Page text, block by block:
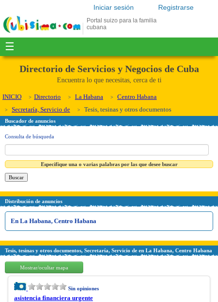
Registrarse
Iniciar sesión
Portal suizo para la familia
cubana
☰
Directorio de Servicios y Negocios de Cuba
Encuentra lo que necesitas, cerca de ti
INICIO Directorio La Habana
Centro Habana
Secretaría, Servicio de
Tesis, tesinas y otros documentos
Buscador de anuncios
Consulta de búsqueda
Especifique una o varias palabras por las que desee buscar
Distribución de anuncios
En La Habana, Centro Habana
Tesis, tesinas y otros documentos, Secretaría, Servicio de en La Habana, Centro Habana
Mostrar/ocultar mapa
Sin opiniones
asistencia financiera urgente